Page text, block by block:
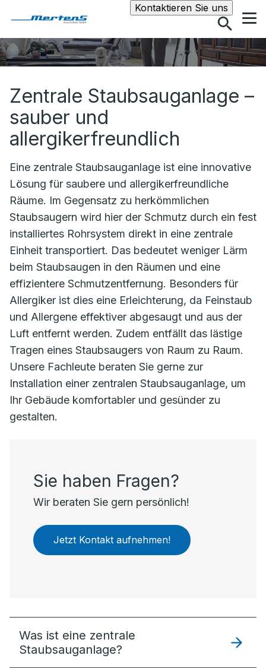
Kontaktieren Sie unsSuche
Zentrale Staubsauganlage –
sauber und
allergikerfreundlich
Eine zentrale Staubsauganlage ist eine innovative
Lösung für saubere und allergikerfreundliche
Räume. Im Gegensatz zu herkömmlichen
Staubsaugern wird hier der Schmutz durch ein fest
installiertes Rohrsystem direkt in eine zentrale
Einheit transportiert. Das bedeutet weniger Lärm
beim Staubsaugen in den Räumen und eine
effizientere Schmutzentfernung. Besonders für
Allergiker ist dies eine Erleichterung, da Feinstaub
und Allergene effektiver abgesaugt und aus der
Luft entfernt werden. Zudem entfällt das lästige
Tragen eines Staubsaugers von Raum zu Raum.
Unsere Fachleute beraten Sie gerne zur
Installation einer zentralen Staubsauganlage, um
Ihr Gebäude komfortabler und gesünder zu
gestalten.
Sie haben Fragen?
Wir beraten Sie gern persönlich!
Jetzt Kontakt aufnehmen!
Was ist eine zentrale
Staubsauganlage?